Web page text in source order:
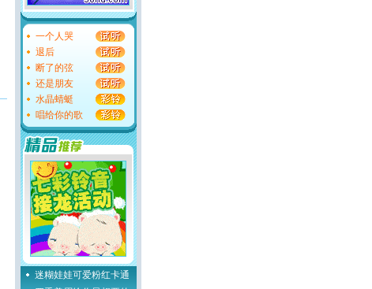
一个人哭
退后
断了的弦
还是朋友
水晶蜻蜓
唱给你的歌
迷糊娃娃可爱粉红卡通